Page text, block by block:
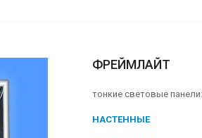
ФРЕЙМЛАЙТ
тонкие световые панели:
НАСТЕННЫЕ